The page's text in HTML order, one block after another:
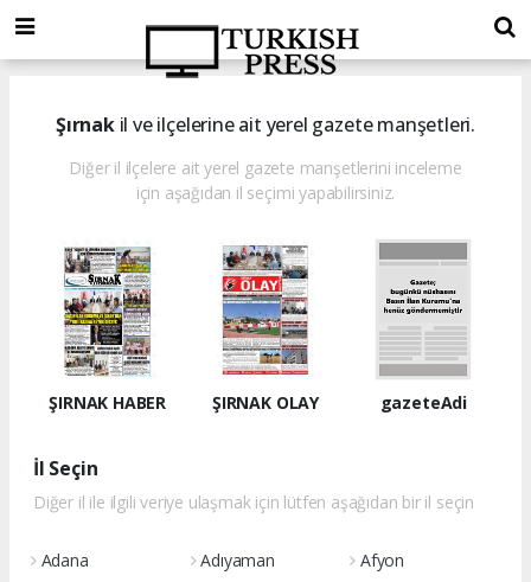
Şırnakil ve ilçelerine ait yerel gazete manşetleri.
Diğer il ilçelere ait yerel gazete manşetlerini inceleme
için aşağıdan il seçimi yapabilirsiniz.
ŞIRNAK HABER ŞIRNAK OLAY gazeteAdi
İl Seçin
Diğer il ile ilgili veriye ulaşmak için lütfen aşağıdan bir il seçin
Adana Adıyaman
Afyon